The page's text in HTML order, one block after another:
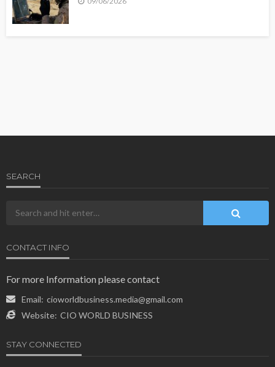
SEARCH
CONTACT INFO
For more Information please contact
Email: cioworldbusiness.media@gmail.com
Website: CIO WORLD BUSINESS
STAY CONNECTED